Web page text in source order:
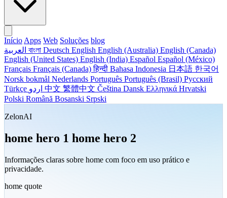
Início Apps Web Soluções blog
বাংলা Deutsch English English (Australia) English (Canada)
English (United States) English (India) Español Español (México)
Français Français (Canada)हिन्दी Bahasa Indonesia 日本語 한국어
Norsk bokmål Nederlands Português Português (Brasil) Русский
Türkçe
中文 繁體中文 Čeština Dansk Ελληνικά Hrvatski
Polski Română Bosanski Srpski
ZelonAI
home hero 1 home hero 2
Informações claras sobre home com foco em uso prático e
privacidade.
home quote